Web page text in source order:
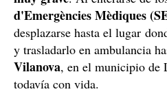
d'Emergències Mèdiques
desplazarse hasta el lugar
y trasladarlo en ambulancia
Vilanova, en el municipio de
todavía con vida.